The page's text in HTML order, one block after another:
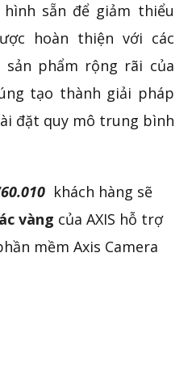
hình sẵn để giảm thiểu
hoàn thiện với các
phẩm rộng rãi của
tạo thành giải pháp
đặt quy mô trung bình
khách hàng sẽ
vàng của AXIS hỗ trợ
mềm Axis Camera